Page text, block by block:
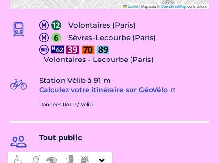
Leaflet|Map data ©OpenStreetMapcontributors
Volontaires (Paris)
Sèvres-Lecourbe (Paris)
Volontaires - Lecourbe (Paris)
Station Vélib à 91 m
Calculez votre itinéraire sur GéoVélo
Données RATP / Vélib
Tout public